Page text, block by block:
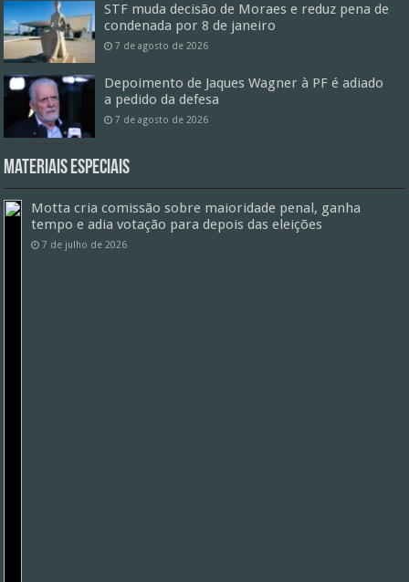
STF muda decisão de Moraes e reduz pena de
condenada por 8 de janeiro
7 de agosto de 2026
Depoimento de Jaques Wagner à PF é adiado
a pedido da defesa
7 de agosto de 2026
Materiais especiais
Motta cria comissão sobre maioridade penal, ganha
tempo e adia votação para depois das eleições
7 de julho de 2026